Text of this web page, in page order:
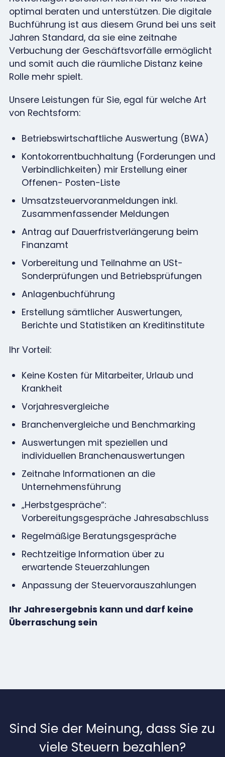
optimal beraten und unterstützen. Die digitale
Buchführung ist aus diesem Grund bei uns seit
Jahren Standard, da sie eine zeitnahe
Verbuchung der Geschäftsvorfälle ermöglicht
und somit auch die räumliche Distanz keine
Rolle mehr spielt.
Unsere Leistungen für Sie, egal für welche Art
von Rechtsform:
Betriebswirtschaftliche Auswertung (BWA)
Kontokorrentbuchhaltung (Forderungen und
Verbindlichkeiten) mir Erstellung einer
Offenen- Posten-Liste
Umsatzsteuervoranmeldungen inkl.
Zusammenfassender Meldungen
Antrag auf Dauerfristverlängerung beim
Finanzamt
Vorbereitung und Teilnahme an USt-
Sonderprüfungen und Betriebsprüfungen
Anlagenbuchführung
Erstellung sämtlicher Auswertungen,
Berichte und Statistiken an Kreditinstitute
Ihr Vorteil:
Keine Kosten für Mitarbeiter, Urlaub und
Krankheit
Vorjahresvergleiche
Branchenvergleiche und Benchmarking
Auswertungen mit speziellen und
individuellen Branchenauswertungen
Zeitnahe Informationen an die
Unternehmensführung
„Herbstgespräche“:
Vorbereitungsgespräche Jahresabschluss
Regelmäßige Beratungsgespräche
Rechtzeitige Information über zu
erwartende Steuerzahlungen
Anpassung der Steuervorauszahlungen
Ihr Jahresergebnis kann und darf keine
Überraschung sein
Sind Sie der Meinung, dass Sie zu
viele Steuern bezahlen?